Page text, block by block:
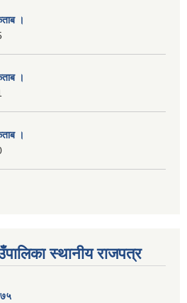
।
।
।
स्थानीय राजपत्र